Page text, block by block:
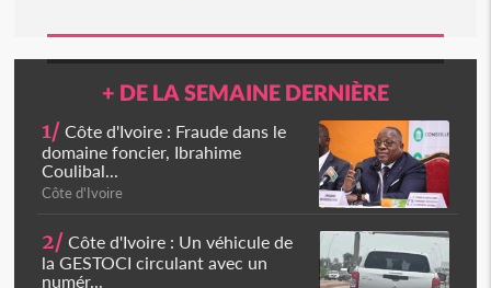
+ DE LA SEMAINE DERNIÈRE
1/ Côte d'Ivoire : Fraude dans le
domaine foncier, Ibrahime
Coulibal...
Côte d'Ivoire
2/ Côte d'Ivoire : Un véhicule de
la GESTOCI circulant avec un
numér...